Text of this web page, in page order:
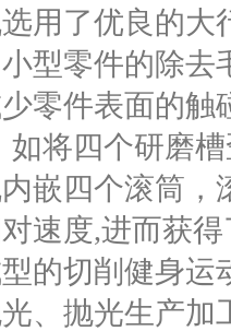
用了优良的大
型零件的除去
零件表面的
如将四个研磨
嵌四个滚筒，
速度,进而获
的切削健身运
、抛光生产加